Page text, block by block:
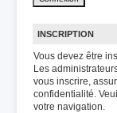
INSCRIPTION
Vous devez être
Les
vous inscrire,
confidentialité.
votre navigation.